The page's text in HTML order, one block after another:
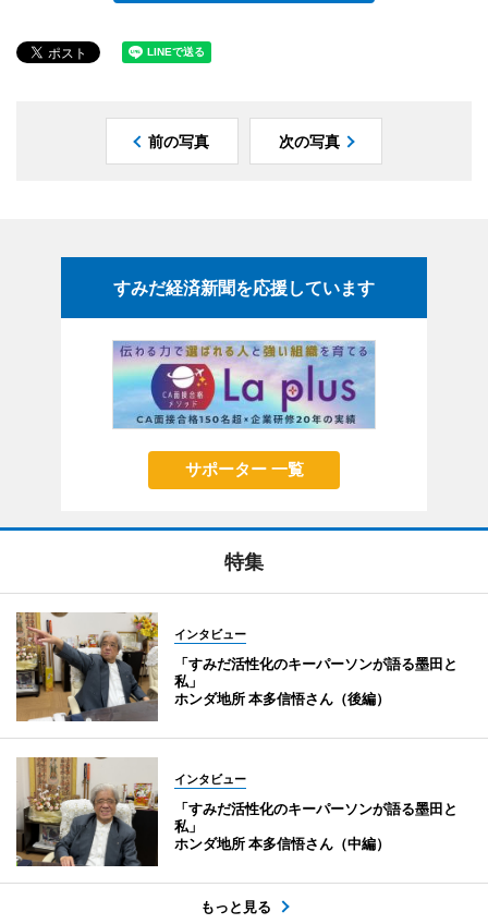
前の写真 次の写真
すみだ経済新聞を応援しています
サポーター 一覧
特集
インタビュー
「すみだ活性化のキーパーソンが語る墨田と
私」
ホンダ地所 本多信悟さん（後編）
インタビュー
「すみだ活性化のキーパーソンが語る墨田と
私」
ホンダ地所 本多信悟さん（中編）
もっと見る